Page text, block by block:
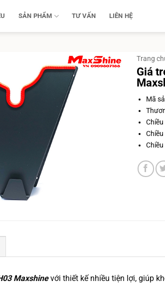
SẢN PHẨM TƯ VẤN LIÊN HỆ
Trang
Giá
Mã
Maxshine với thiết kế nhiều tiện lợi, giúp